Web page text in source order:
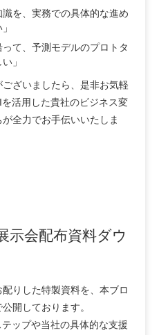
識を、実務での具体的な進め
って、予測モデルのプロトタ
」
ざいましたら、是非お気軽
活用した貴社のビジネス変
全力でお手伝いいたしま
示会配布資料ダウ
りした特製資料を、本ブロ
開しております。
ップや当社の具体的な支援